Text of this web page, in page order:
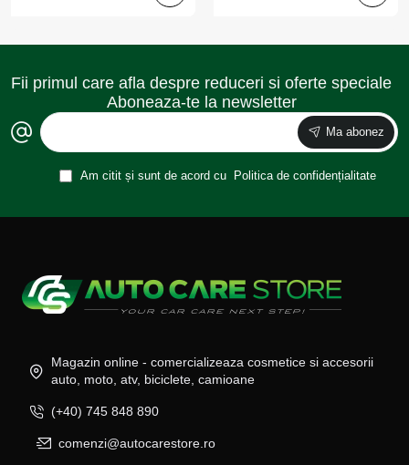
Fii primul care afla despre reduceri si oferte speciale
Aboneaza-te la newsletter
Ma abonez
Am citit și sunt de acord cu Politica de confidențialitate
Magazin online - comercializeaza cosmetice si accesorii
auto, moto, atv, biciclete, camioane
(+40) 745 848 890
comenzi@autocarestore.ro